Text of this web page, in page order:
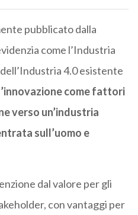
pubblicato dalla
come l’Industria
4.0 esistente
come fattori
verso un’industria
sull’uomo e
dal valore per gli
con vantaggi per